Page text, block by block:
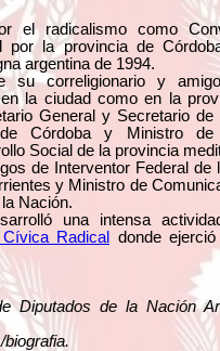
el radicalismo como
por la provincia de
argentina de 1994.
su correligionario y
la ciudad como en la
General y Secretario de
Córdoba y Ministro de
Social de la provincia
de Interventor Federal de
y Ministro de
Nación.
una intensa
Radical
donde
Diputados de la Nación